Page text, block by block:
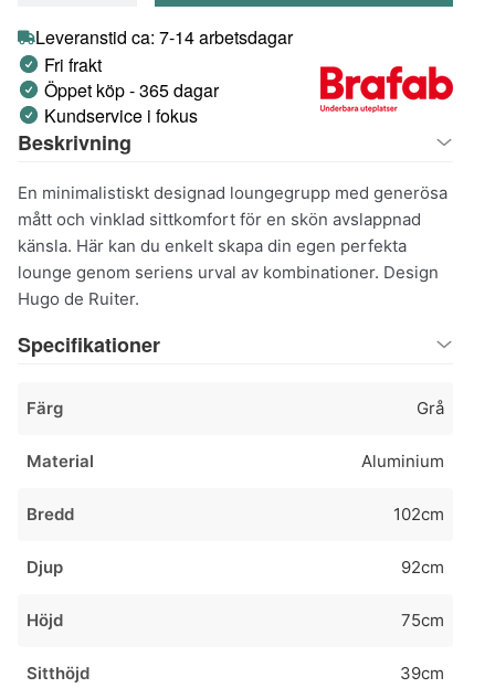
Leveranstid ca: 7-14 arbetsdagar
Fri frakt
Öppet köp - 365 dagar
Kundservice i fokus
Beskrivning
En minimalistiskt designad loungegrupp med generösa
mått och vinklad sittkomfort för en skön avslappnad
känsla. Här kan du enkelt skapa din egen perfekta
lounge genom seriens urval av kombinationer. Design
Hugo de Ruiter.
Specifikationer
Färg Grå
Material Aluminium
Bredd 102cm
Djup 92cm
Höjd 75cm
Sitthöjd 39cm